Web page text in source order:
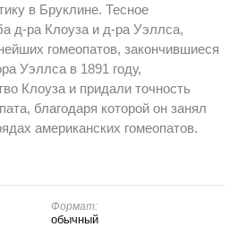
в Бруклине. Тесное
д-ра Клоуза и д-ра Уэллса,
гомеопатов, закончившиеся
Уэллса в 1891 году,
Клоуза и придали точность
благодаря которой он занял
американских гомеопатов.
Формат:
обычный